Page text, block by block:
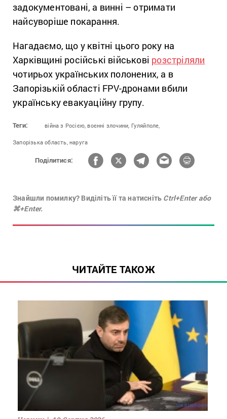
задокументовані, а винні – отримати
найсуворіше покарання.
Нагадаємо, що у квітні цього року на
Харківщині російські військові розстріляли
чотирьох українських полонених, а в
Запорізькій області FPV-дронами вбили
українську евакуаційну групу.
Теги: війна з Росією, воєнні злочини, Гуляйполе,
Запорізька область, наруга
Поділитися:
Знайшли помилку? Виділіть її та натисніть Ctrl+Enter або
⌘+Enter.
ЧИТАЙТЕ ТАКОЖ